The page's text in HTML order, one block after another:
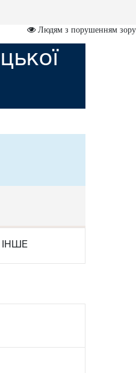
Людям з порушенням зору
ІНШЕ